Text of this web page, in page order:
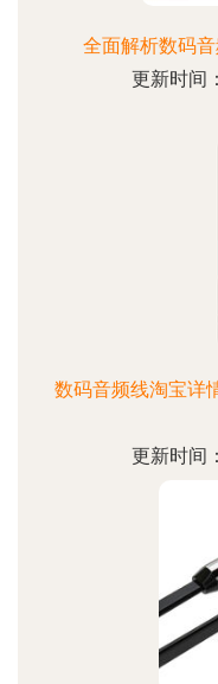
全面解析数码
更新时间
数码音频线淘宝详
更新时间